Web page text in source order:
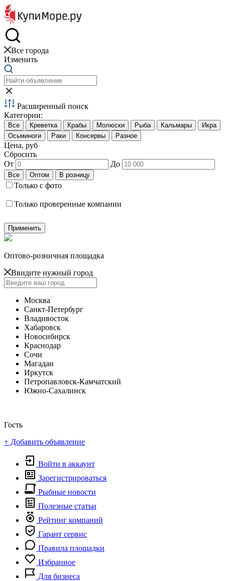
Все города
Изменить
Расширенный поиск
Категории:
Цена, руб
Сбросить
От
До
Только с фото
Только проверенные компании
Оптово-розничная площадка
Ввидите нужный город
Москва
Санкт-Петербург
Владивосток
Хабаровск
Новосибирск
Краснодар
Сочи
Магадан
Иркутск
Петропавловск-Камчатский
Южно-Сахалинск
Гость
+ Добавить объявление
Войти в аккаунт
Зарегистрироваться
Рыбные новости
Полезные статьи
Рейтинг компаний
Гарант сервис
Правила площадки
Избранное
Для бизнеса